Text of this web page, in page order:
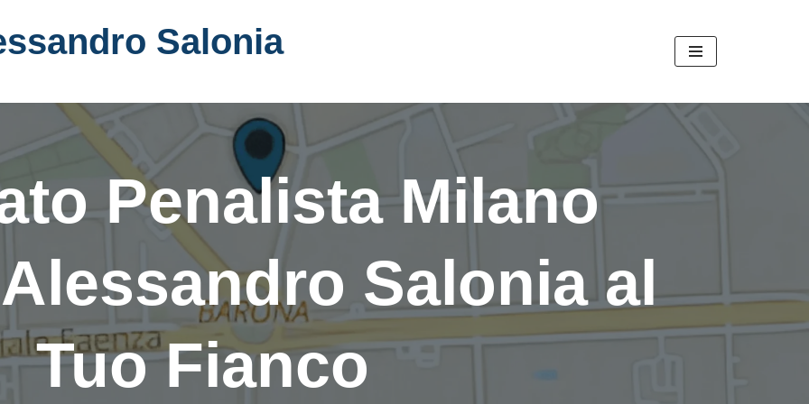
Salonia
Penalista Milano
Salonia al
Tuo Fianco